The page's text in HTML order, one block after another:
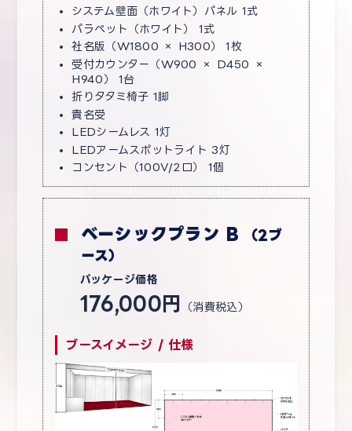
システム壁面（ホワイト）パネル 1式
パラペット（ホワイト） 1式
社名版（W1800 × H300） 1枚
受付カウンター（W900 × D450 ×
H940） 1台
折りタタミ椅子 1脚
貴名受
LEDシームレス 1灯
LEDアームスポットライト 3灯
コンセント（100V/2口） 1個
ベーシックプラン B
（2ブ
ース）
パッケージ価格
176,000円 （消費税込）
ブースイメージ / 仕様